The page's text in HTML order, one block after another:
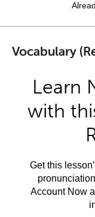
Vocabulary
Learn
with
Get this
Account Now